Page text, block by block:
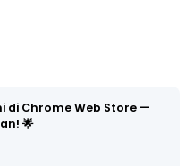
di Chrome Web Store —
🌟